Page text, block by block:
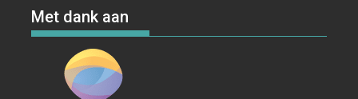
Met dank aan